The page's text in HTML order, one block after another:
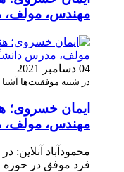
مهندس،
04 دسامبر 2021
در شنبه موفقیت‌ها آشنا
ایمان خسروی؛
مهندس،
محمودآباد
فرد موفق در حوزه